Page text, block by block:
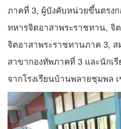
ภาคที่ 3, ผู้บังคับหน่วยขึ้นตรง
ทหารจิตอาสาพระราชทาน, จิ
จิตอาสาพระราชทานภาค 3,
สาขากองทัพภาคที่ 3 และนักเ
จากโรงเรียนบ้านพลายชุมพล